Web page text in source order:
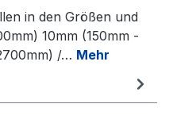
in den Größen und
10mm (150mm -
/… Mehr